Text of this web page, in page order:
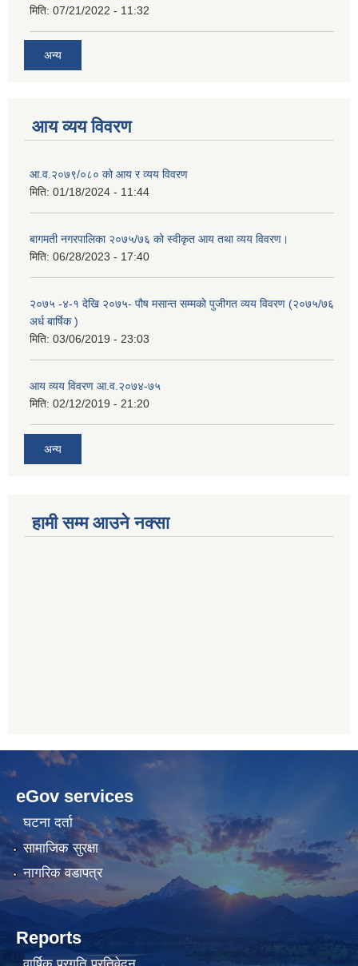
मिति: 07/21/2022 - 11:32
अन्य
आय व्यय विवरण
आ.व.२०७९/०८० को आय र व्यय विवरण
मिति: 01/18/2024 - 11:44
बागमती नगरपालिका २०७५/७६ को स्वीकृत आय तथा व्यय विवरण।
मिति: 06/28/2023 - 17:40
२०७५ -४-१ देखि २०७५- पौष मसान्त सम्मको पुजीगत व्यय विवरण (२०७५/७६
अर्ध बार्षिक )
मिति: 03/06/2019 - 23:03
आय व्यय विवरण आ.व.२०७४-७५
मिति: 02/12/2019 - 21:20
अन्य
हामी सम्म आउने नक्सा
betwild
cratosroyalbet
bahis
siteleri
hdasianporns.net
lunadark.org
bahis
siteleri
eGov services
घटना दर्ता
सामाजिक सुरक्षा
नागरिक वडापत्र
Reports